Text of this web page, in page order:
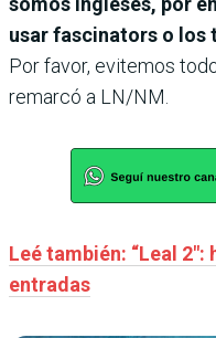
usar fascinators o los
Por favor, evitemos
remarcó a LN/NM.
Leé también: “Leal
entradas